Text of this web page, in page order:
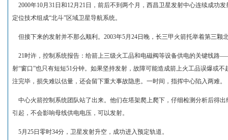
2000年10月31日和12月21日，前后不到两个月，西昌卫星发射中心连续成功
定位技术组成“北斗”区域卫星导航系统。
但接下来的发射并不那么顺利。2003年5月24日晚，长三甲火箭托举着第三颗
21时许，控制系统报告：给箭上三级火工品和电磁阀等设备供电的关键线路
射“窗口”也只有短短51分钟。如果坚持发射，故障可能造成箭上火工品误爆或
注完毕，损失难以估量，还会留下重大事故隐患。一时间，指挥中心陷入两难。
中心火箭控制系统团队站了出来。他们在塔架爬上爬下，仔细检测分析后得
引起，不会影响母线供电电压，可以发射。
5月25日零时34分，卫星发射升空，成功进入预定轨道。